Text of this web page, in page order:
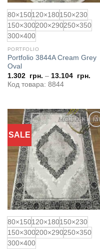
80×150120×180150×230
150×300200×290250×350
300×400
PORTFOLIO
Portfolio 3844A Cream Grey
Oval
1.302 грн. – 13.104 грн.
Код товара: 8844
SALE
Додати
до
обраного
80×150120×180150×230
150×300200×290250×350
300×400